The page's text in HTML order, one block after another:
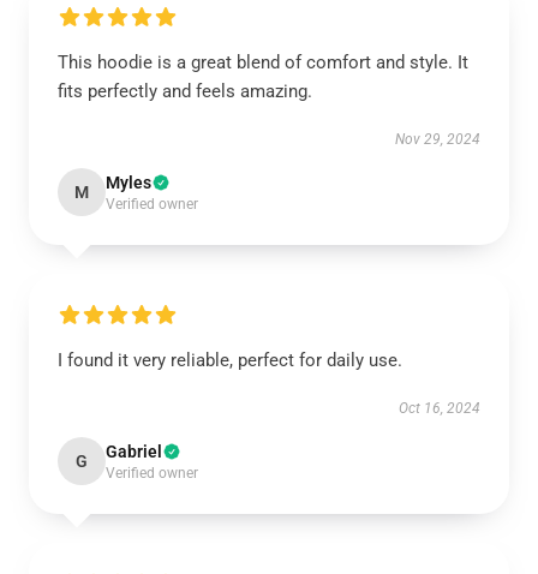
This hoodie is a great blend of comfort and style. It
fits perfectly and feels amazing.
Nov 29, 2024
M Myles
Verified owner
I found it very reliable, perfect for daily use.
Oct 16, 2024
G Gabriel
Verified owner